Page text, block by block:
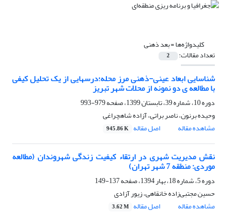
کلیدواژه‌ها =بعد ذهنی
تعداد مقالات: 2
شناسایی ابعاد عینی-ذهنی مرز محله؛درسهایی از یک تحلیل کیفی
با مطالعه ی دو نمونه از محلات شهر تبریز
دوره 10، شماره 39، تابستان 1399، صفحه
979-993
وحیده برنون، ناصر براتی، آزاده شاهچراغی
مشاهده مقاله
اصل مقاله 945.86 K
نقش مدیریت شهری در ارتقاء کیفیت زندگی شهروندان (مطالعه
موردی: منطقه 7 شهر تهران)
دوره 5، شماره 18، بهار 1394، صفحه
137-149
حسین مجتبی‌زاده خانقاهی، زیور آزادی
مشاهده مقاله
اصل مقاله 3.62 M